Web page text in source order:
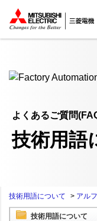
ここから本文
よくあるご質問
技術用語
技術用語について > アル
技術用語について